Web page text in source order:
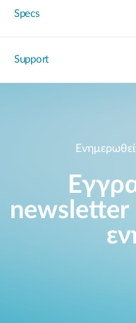
Specs
Support
newsletter